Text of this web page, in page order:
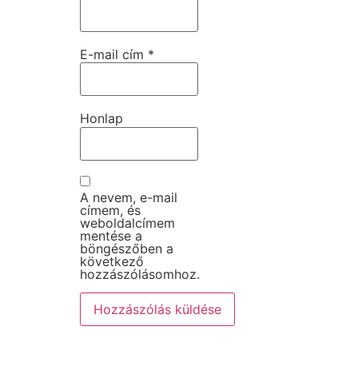
E-mail cím *
Honlap
A nevem, e-mail
címem, és
weboldalcímem
mentése a
böngészőben a
következő
hozzászólásomhoz.